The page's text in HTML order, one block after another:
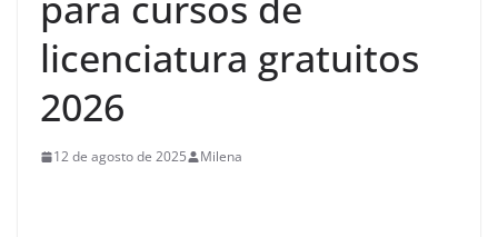
licenciatura gratuitos
2026
12 de agosto de 2025 Milena